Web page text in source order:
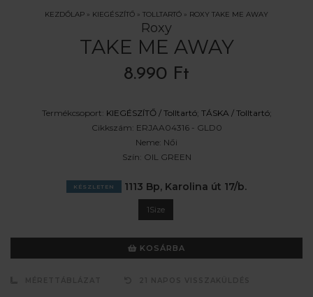
KEZDŐLAP » KIEGÉSZÍTŐ » TOLLTARTÓ » ROXY TAKE ME AWAY
Roxy
TAKE ME AWAY
8.990 Ft
Termékcsoport: KIEGÉSZÍTŐ / Tolltartó; TÁSKA / Tolltartó;
Cikkszám: ERJAA04316 - GLD0
Neme: Női
Szín: OIL GREEN
KÉSZLETEN 1113 Bp, Karolina út 17/b.
1Size
KOSÁRBA